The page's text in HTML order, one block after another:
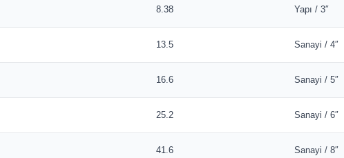
8.38 Yapı / 3″
13.5 Sanayi / 4″
16.6 Sanayi / 5″
25.2 Sanayi / 6″
41.6 Sanayi / 8″